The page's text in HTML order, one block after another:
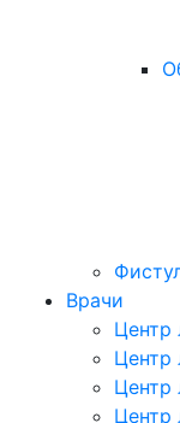
Врачи
Центр
Центр
Центр
Центр